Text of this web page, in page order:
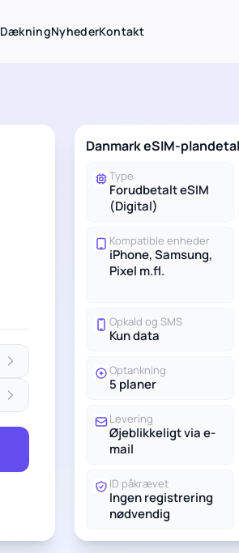
DækningNyhederKontakt
Danmark eSIM-
Type
Forudbetalt eSIM
(Digital)
Kompatible enheder
iPhone, Samsung,
Pixel m.fl.
Opkald og SMS
Kun data
Optankning
5 planer
Levering
Øjeblikkeligt via e-
mail
ID påkrævet
Ingen registrering
nødvendig